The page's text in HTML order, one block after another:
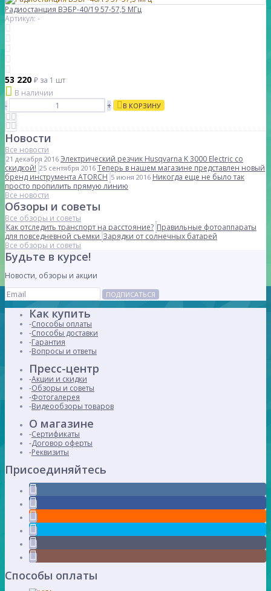
Радиостанция ВЭБР-40/19 57-57,5 МГц
Артикул: -
53 220 ₽ за 1 шт
В наличии
-
+ В КОРЗИНУ
Новости
Все новости
21 декабря 2016 Электрический резчик Husqvarna K 3000 Electric со
скидкой! 25 сентября 2016 Теперь в нашем магазине представлен новый
бренд инструмента ATORCH 5 июня 2016 Никогда еще не было так
просто пропилить прямую линию
Все новости
Обзоры и советы
Все обзоры и советы
Как отследить транспорт на расстояние? Правильные фотоаппараты
для повседневной съемки Зарядки от солнечных батарей
Все обзоры и советы
Будьте в курсе!
Новости, обзоры и акции
ПОДПИСАТЬСЯ
Как купить
Способы оплаты
Способы доставки
Гарантия
Вопросы и ответы
Пресс-центр
Акции и скидки
Обзоры и советы
Фотогалерея
Видеообзоры товаров
О магазине
Сертификаты
Договор оферты
Реквизиты
Присоединяйтесь
Способы оплаты